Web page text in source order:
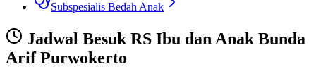
Subspesialis Bedah Anak
Jadwal BesukRS Ibu dan Anak Bunda
Arif Purwokerto